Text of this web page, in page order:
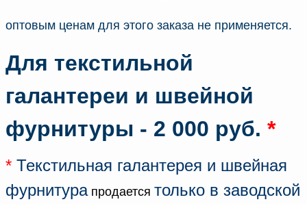
оптовым ценам для этого заказа не применяется.
Для текстильной
галантереи и швейной
фурнитуры - 2 000 руб. *
* Текстильная галантерея и швейная
фурнитурапродается только в заводской